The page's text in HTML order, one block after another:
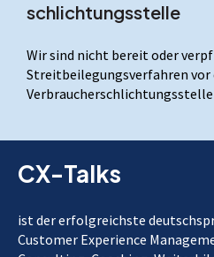
schlichtungs­stelle
Wir sind nicht bereit oder
Streitbeilegungsverfahren vor
CX-Talks
ist der erfolgreichste
Customer Experience